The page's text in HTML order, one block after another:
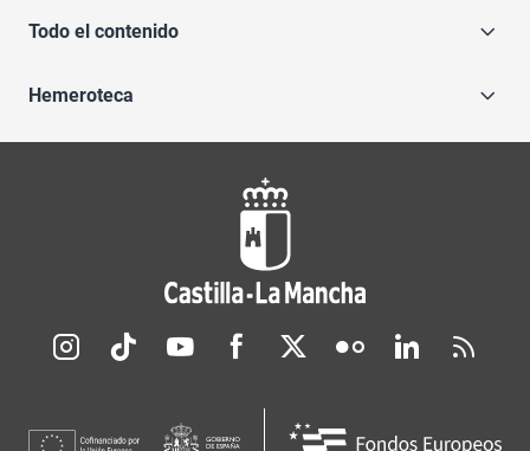
Todo el contenido
Hemeroteca
Redes sociales JCCM